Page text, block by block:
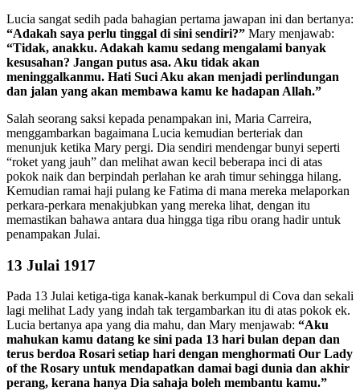
Lucia sangat sedih pada bahagian pertama jawapan ini dan bertanya:
“Adakah saya perlu tinggal di sini sendiri?” Mary menjawab:
“Tidak, anakku. Adakah kamu sedang mengalami banyak
kesusahan? Jangan putus asa. Aku tidak akan
meninggalkanmu. Hati Suci Aku akan menjadi perlindungan
dan jalan yang akan membawa kamu ke hadapan Allah.”
Salah seorang saksi kepada penampakan ini, Maria Carreira,
menggambarkan bagaimana Lucia kemudian berteriak dan
menunjuk ketika Mary pergi. Dia sendiri mendengar bunyi seperti
“roket yang jauh” dan melihat awan kecil beberapa inci di atas
pokok naik dan berpindah perlahan ke arah timur sehingga hilang.
Kemudian ramai haji pulang ke Fatima di mana mereka melaporkan
perkara-perkara menakjubkan yang mereka lihat, dengan itu
memastikan bahawa antara dua hingga tiga ribu orang hadir untuk
penampakan Julai.
13 Julai 1917
Pada 13 Julai ketiga-tiga kanak-kanak berkumpul di Cova dan sekali
lagi melihat Lady yang indah tak tergambarkan itu di atas pokok ek.
Lucia bertanya apa yang dia mahu, dan Mary menjawab: “Aku
mahukan kamu datang ke sini pada 13 hari bulan depan dan
terus berdoa Rosari setiap hari dengan menghormati Our Lady
of the Rosary untuk mendapatkan damai bagi dunia dan akhir
perang, kerana hanya Dia sahaja boleh membantu kamu.”